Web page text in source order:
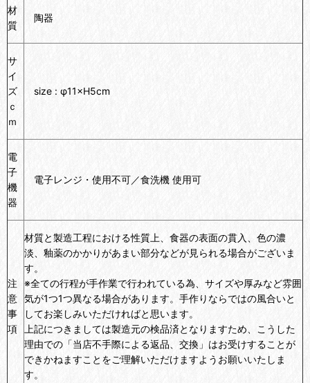
材
質
陶器
サ
イ
ズ
ｃ
ｍ
size : φ11×H5cm
電
子
機
器
電子レンジ・使用不可／食洗機 使用可
注
意
事
項
材質と製造工程における性質上、食器の表面の貫入、色の濃
淡、釉薬のかかりがあまい部分などが見られる場合がございま
す。
※全ての行程が手作業で行われている為、サイズや厚みなど雰囲
気が1つ1つ異なる場合があります。手作りならではの風合いと
してお楽しみいただければと思います。
上記につきましては製造元の検品済となりますため、こうした
理由での「当店不手際による返品、交換」はお受けすることが
できかねますことをご理解いただけますようお願いいたしま
す。